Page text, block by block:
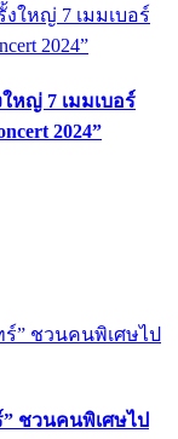
หญ่ 7 เมมเบอร์
2024”
ชวนคนพิเศษไป